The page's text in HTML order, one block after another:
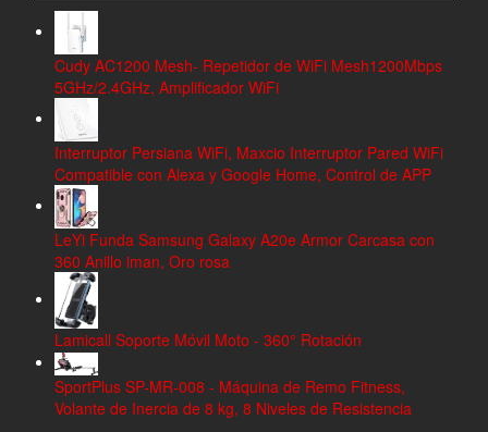
Cudy AC1200 Mesh- Repetidor de WiFi Mesh1200Mbps
5GHz/2.4GHz, Amplificador WiFi
Interruptor Persiana WiFi, Maxcio Interruptor Pared WiFi
Compatible con Alexa y Google Home, Control de APP
LeYi Funda Samsung Galaxy A20e Armor Carcasa con
360 Anillo iman, Oro rosa
Lamicall Soporte Móvil Moto - 360° Rotación
SportPlus SP-MR-008 - Máquina de Remo Fitness,
Volante de Inercia de 8 kg, 8 Niveles de Resistencia